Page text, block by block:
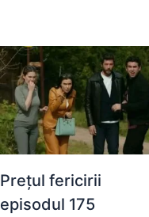
Prețul fericirii
episodul 175